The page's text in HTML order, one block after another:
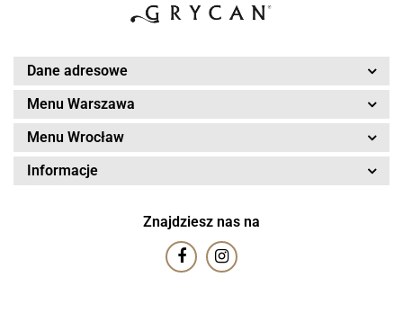
Dane adresowe
Menu Warszawa
Menu Wrocław
Informacje
Znajdziesz nas na